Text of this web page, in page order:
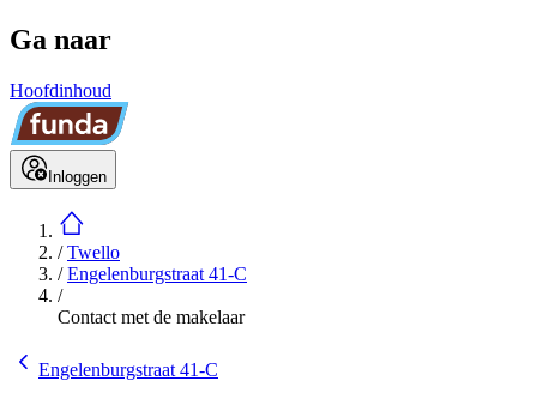
Ga naar
Hoofdinhoud
Inloggen
/Twello
/Engelenburgstraat 41-C
/
Contact met de makelaar
Engelenburgstraat 41-C